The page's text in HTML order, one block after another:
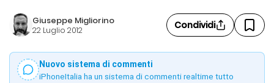
Giuseppe Migliorino
22 Luglio 2012 Condividi
Nuovo sistema di commenti
iPhoneItalia ha un sistema di commenti realtime tutto